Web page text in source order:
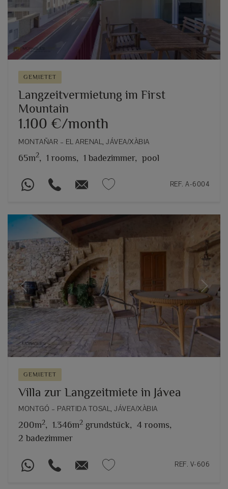
GEMIETET
Langzeitvermietung im First
Mountain
1.100 €/month
MONTAÑAR – EL ARENAL, JÁVEA/XÀBIA
65m2, 1 rooms, 1 badezimmer, pool
REF. A-6004
Previous Next
GEMIETET
Villa zur Langzeitmiete in Jávea
MONTGÓ – PARTIDA TOSAL, JÁVEA/XÀBIA
200m2, 1.346m2 grundstück, 4 rooms,
2 badezimmer
REF. V-606